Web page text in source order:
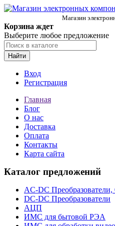
Магазин
Корзина ждет
Выберите любое предложение
Найти
Вход
Регистрация
Главная
Блог
О нас
Доставка
Оплата
Контакты
Карта сайта
Каталог предложений
AC-DC
DC-DC Преобразователи
АЦП
ИМС для бытовой РЭА